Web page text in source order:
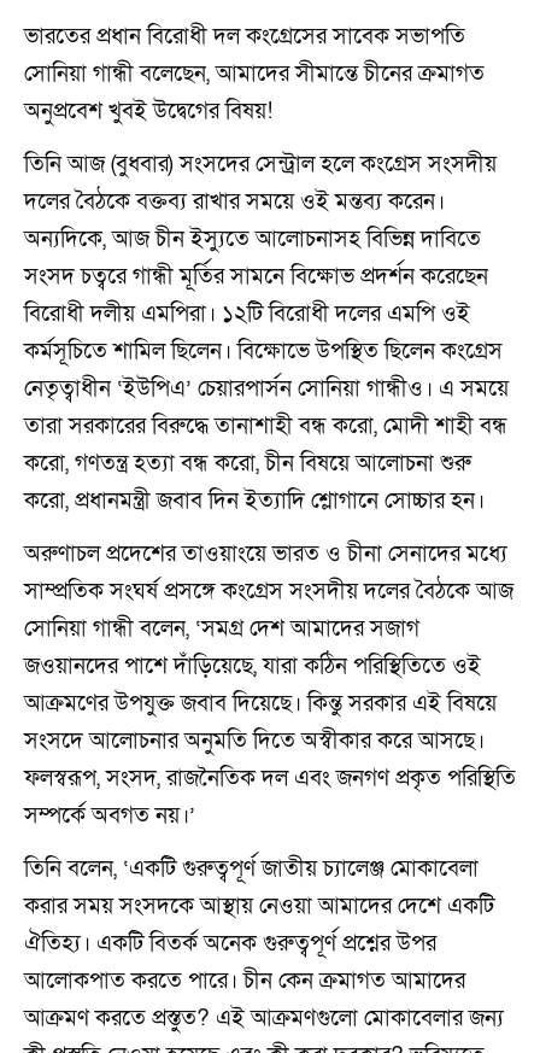
ভারতের প্রধান বিরোধী দল কংগ্রেসের সাবেক সভাপতি
সোনিয়া গান্ধী বলেছেন, আমাদের সীমান্তে চীনের ক্রমাগত
অনুপ্রবেশ খুবই উদ্বেগের বিষয়!
তিনি আজ (বুধবার) সংসদের সেন্ট্রাল হলে কংগ্রেস সংসদীয়
দলের বৈঠকে বক্তব্য রাখার সময়ে ওই মন্তব্য করেন।
অন্যদিকে, আজ চীন ইস্যুতে আলোচনাসহ বিভিন্ন দাবিতে
সংসদ চত্বরে গান্ধী মূর্তির সামনে বিক্ষোভ প্রদর্শন করেছেন
বিরোধী দলীয় এমপিরা। ১২টি বিরোধী দলের এমপি ওই
কর্মসূচিতে শামিল ছিলেন। বিক্ষোভে উপস্থিত ছিলেন কংগ্রেস
নেতৃত্বাধীন ‘ইউপিএ’ চেয়ারপার্সন সোনিয়া গান্ধীও। এ সময়ে
তারা সরকারের বিরুদ্ধে তানাশাহী বন্ধ করো, মোদী শাহী বন্ধ
করো, গণতন্ত্র হত্যা বন্ধ করো, চীন বিষয়ে আলোচনা শুরু
করো, প্রধানমন্ত্রী জবাব দিন ইত্যাদি শ্লোগানে সোচ্চার হন।
অরুণাচল প্রদেশের তাওয়াংয়ে ভারত ও চীনা সেনাদের মধ্যে
সাম্প্রতিক সংঘর্ষ প্রসঙ্গে কংগ্রেস সংসদীয় দলের বৈঠকে আজ
সোনিয়া গান্ধী বলেন, ‘সমগ্র দেশ আমাদের সজাগ
জওয়ানদের পাশে দাঁড়িয়েছে, যারা কঠিন পরিস্থিতিতে ওই
আক্রমণের উপযুক্ত জবাব দিয়েছে। কিন্তু সরকার এই বিষয়ে
সংসদে আলোচনার অনুমতি দিতে অস্বীকার করে আসছে।
ফলস্বরূপ, সংসদ, রাজনৈতিক দল এবং জনগণ প্রকৃত পরিস্থিতি
সম্পর্কে অবগত নয়।’
তিনি বলেন, ‘একটি গুরুত্বপূর্ণ জাতীয় চ্যালেঞ্জ মোকাবেলা
করার সময় সংসদকে আস্থায় নেওয়া আমাদের দেশে একটি
ঐতিহ্য। একটি বিতর্ক অনেক গুরুত্বপূর্ণ প্রশ্নের উপর
আলোকপাত করতে পারে। চীন কেন ক্রমাগত আমাদের
আক্রমণ করতে প্রস্তুত? এই আক্রমণগুলো মোকাবেলার জন্য